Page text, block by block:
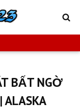
BẤT NGỜ